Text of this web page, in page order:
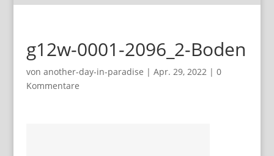
g12w-0001-2096_2-Boden
von another-day-in-paradise | Apr. 29, 2022| 0
Kommentare